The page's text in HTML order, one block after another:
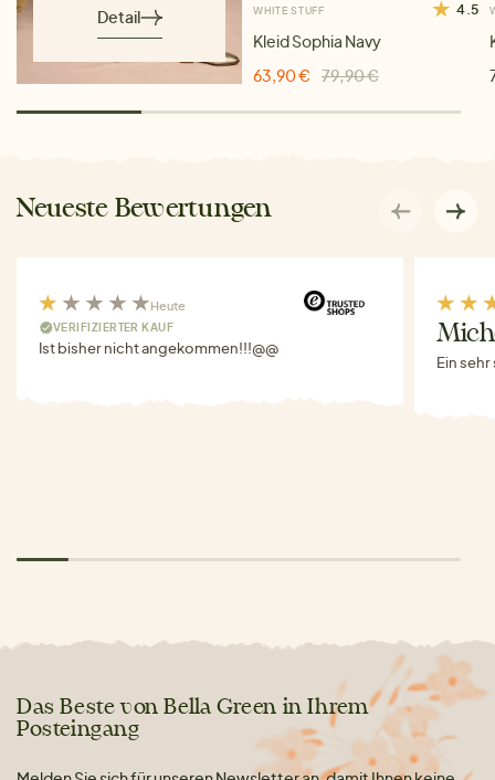
Detail WHITE STUFF 4.5
Kleid Sophia Navy
63,90 €
79,90 €
Neueste Bewertungen
Heute
VERIFIZIERTER KAUF
Ist bisher nicht angekommen!!!@@
Ein
Das Beste von Bella Green in Ihrem
Posteingang